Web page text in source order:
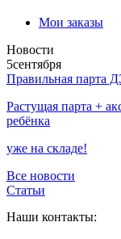
Мои заказы
Новости
5сентября
Правильная парта
Растущая парта +
ребёнка
уже на складе!
Все новости
Статьи
Наши контакты: